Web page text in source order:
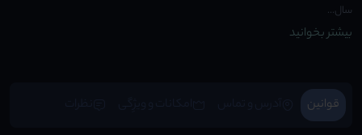
سال...
بیشتر بخوانید
قوانین